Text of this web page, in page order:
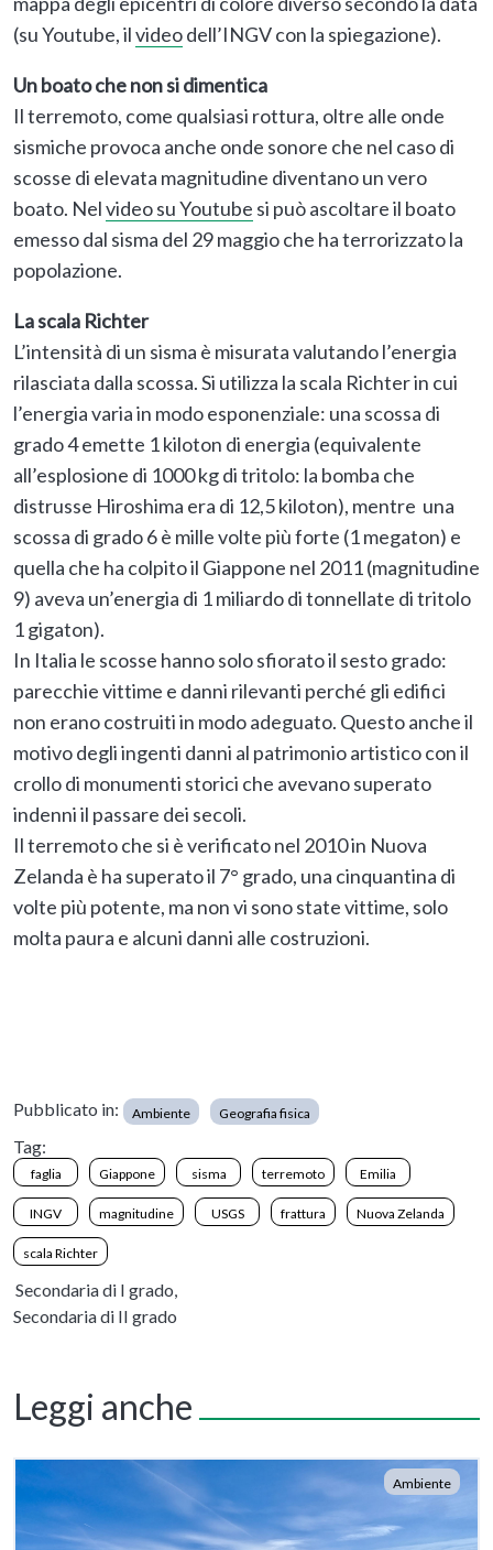
(su Youtube, ilvideodell’INGV con la spiegazione).
Un boato che non si dimentica
Il terremoto, come qualsiasi rottura, oltre alle onde
sismiche provoca anche onde sonore che nel caso di
scosse di elevata magnitudine diventano un vero
boato. Nelvideo su Youtube si può ascoltare il boato
emesso dal sisma del 29 maggio che ha terrorizzato la
popolazione.
La scala Richter
L’intensità di un sisma è misurata valutando l’energia
rilasciata dalla scossa. Si utilizza la scala Richter in cui
l’energia varia in modo esponenziale: una scossa di
grado 4 emette 1 kiloton di energia (equivalente
all’esplosione di 1000 kg di tritolo: la bomba che
distrusse Hiroshima era di 12,5 kiloton), mentre una
scossa di grado 6 è mille volte più forte (1 megaton) e
quella che ha colpito il Giappone nel 2011 (magnitudine
9) aveva un’energia di 1 miliardo di tonnellate di tritolo
1 gigaton).
In Italia le scosse hanno solo sfiorato il sesto grado:
parecchie vittime e danni rilevanti perché gli edifici
non erano costruiti in modo adeguato. Questo anche il
motivo degli ingenti danni al patrimonio artistico con il
crollo di monumenti storici che avevano superato
indenni il passare dei secoli.
Il terremoto che si è verificato nel 2010 in Nuova
Zelanda è ha superato il 7° grado, una cinquantina di
volte più potente, ma non vi sono state vittime, solo
molta paura e alcuni danni alle costruzioni.
Pubblicato in: Ambiente Geografia fisica
Tag:
faglia Giappone sisma terremoto Emilia
INGV magnitudine USGS frattura Nuova Zelanda
scala Richter
Secondaria di I grado,
Secondaria di II grado
Leggi anche
Ambiente